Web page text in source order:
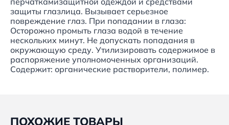
защиты глазлица. Вызывает серьезное
повреждение глаз. При попадании в глаза:
Осторожно промыть глаза водой в течение
нескольких минут. Не допускать попадания в
окружающую среду. Утилизировать содержимое в
распоряжение уполномоченных организаций.
Содержит: органические растворители, полимер.
ПОХОЖИЕ ТОВАРЫ